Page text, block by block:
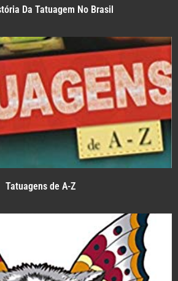
Da Tatuagem No Brasil
Tatuagens de A-Z